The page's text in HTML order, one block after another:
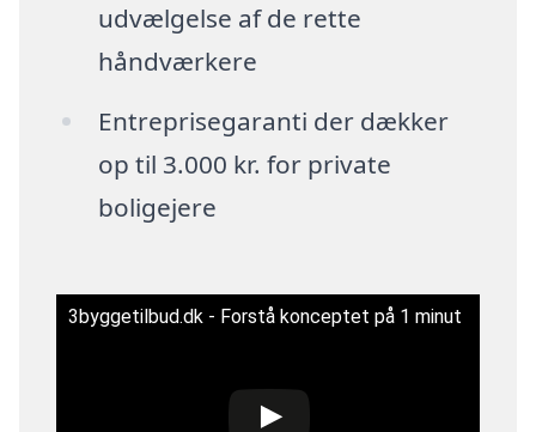
udvælgelse af de rette
håndværkere
Entreprisegaranti der dækker
op til 3.000 kr. for private
boligejere
3byggetilbud.dk - Forstå konceptet på 1 minut